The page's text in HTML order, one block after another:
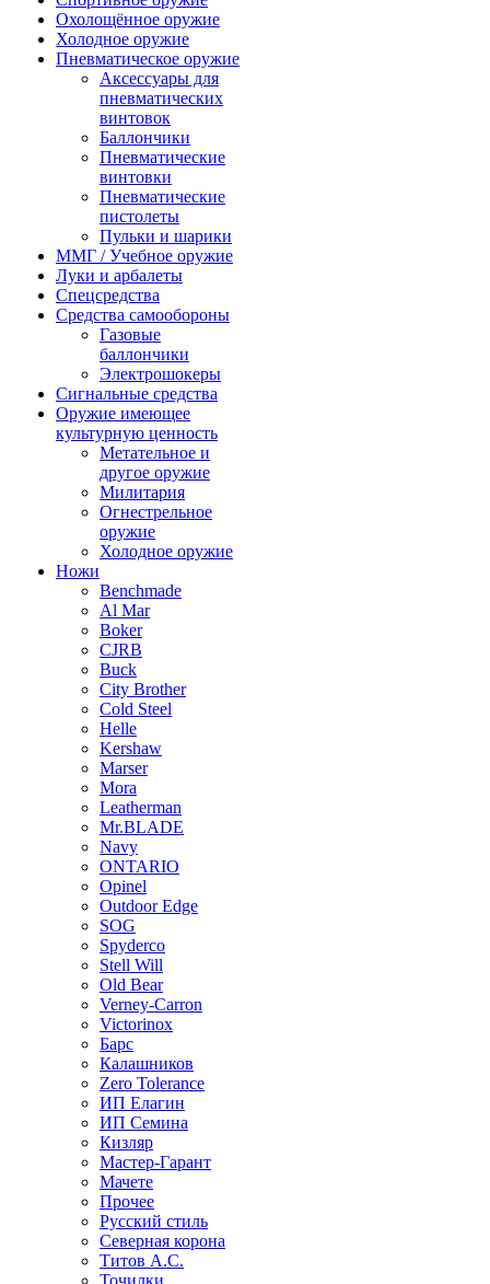
Охолощённое оружие
Холодное оружие
Пневматическое оружие
Аксессуары для
пневматических
винтовок
Баллончики
Пневматические
винтовки
Пневматические
пистолеты
Пульки и шарики
ММГ / Учебное оружие
Луки и арбалеты
Спецсредства
Средства самообороны
Газовые
баллончики
Электрошокеры
Сигнальные средства
Оружие имеющее
культурную ценность
Метательное и
другое оружие
Милитария
Огнестрельное
оружие
Холодное оружие
Ножи
Benchmade
Al Mar
Boker
CJRB
Buck
City Brother
Cold Steel
Helle
Kershaw
Marser
Mora
Leatherman
Mr.BLADE
Navy
ONTARIO
Opinel
Outdoor Edge
SOG
Spyderco
Stell Will
Old Bear
Verney-Carron
Victorinox
Барс
Калашников
Zero Tolerance
ИП Елагин
ИП Семина
Кизляр
Мастер-Гарант
Мачете
Прочее
Русский стиль
Северная корона
Титов А.С.
Точилки